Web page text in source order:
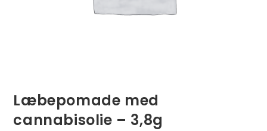
Læbepomade med
cannabisolie – 3,8g